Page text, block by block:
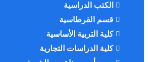
الكتب الدراسية
قسم القرطاسية
كلية التربية الأساسية
كلية الدراسات التجارية